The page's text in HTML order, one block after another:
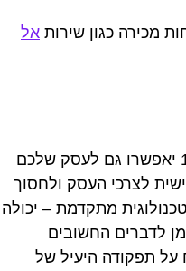
מכירה כגון שירות אל
שירותי מרכזייה בענן מבית 1Com יאפשרו גם לעסק שלכם
לצרכי העסק ולחסוך
מתקדמת – יכולה
לדברים החשובים
תפקודה היעיל של